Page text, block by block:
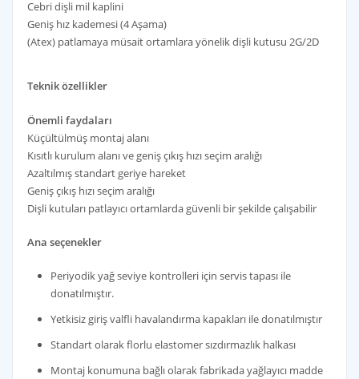
Cebri dişli mil kaplini
Geniş hız kademesi (4 Aşama)
(Atex) patlamaya müsait ortamlara yönelik dişli kutusu 2G/2D
Teknik özellikler
Önemli faydaları
Küçültülmüş montaj alanı
Kısıtlı kurulum alanı ve geniş çıkış hızı seçim aralığı
Azaltılmış standart geriye hareket
Geniş çıkış hızı seçim aralığı
Dişli kutuları patlayıcı ortamlarda güvenli bir şekilde çalışabilir
Ana seçenekler
Periyodik yağ seviye kontrolleri için servis tapası ile
donatılmıştır.
Yetkisiz giriş valfli havalandırma kapakları ile donatılmıştır
Standart olarak florlu elastomer sızdırmazlık halkası
Montaj konumuna bağlı olarak fabrikada yağlayıcı madde